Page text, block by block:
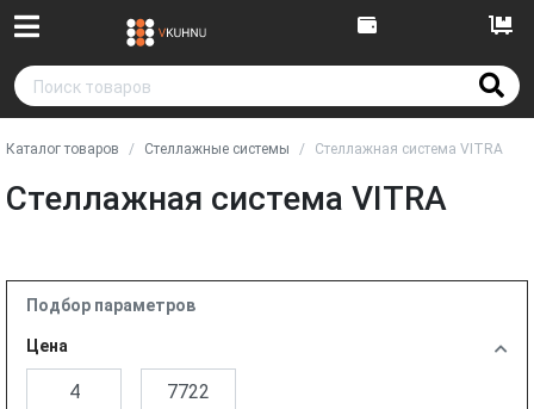
Каталог товаров Стеллажные системы Стеллажная система VITRA
Стеллажная система VITRA
Подбор параметров
Цена